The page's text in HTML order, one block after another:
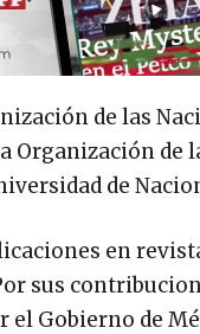
de las
de
de
en
sus
el Gobierno de